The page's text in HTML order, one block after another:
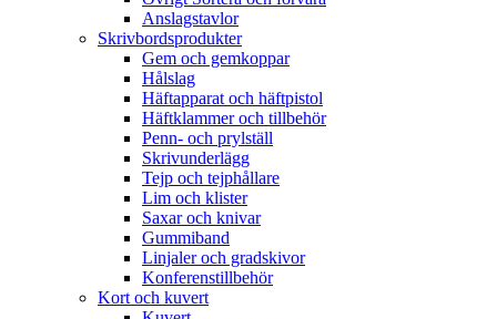
Anslagstavlor
Skrivbordsprodukter
Gem och gemkoppar
Hålslag
Häftapparat och häftpistol
Häftklammer och tillbehör
Penn- och prylställ
Skrivunderlägg
Tejp och tejphållare
Lim och klister
Saxar och knivar
Gummiband
Linjaler och gradskivor
Konferenstillbehör
Kort och kuvert